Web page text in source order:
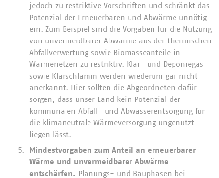
jedoch zu restriktive Vorschriften und schränkt das
Potenzial der Erneuerbaren und Abwärme unnötig
ein. Zum Beispiel sind die Vorgaben für die Nutzung
von unvermeidbarer Abwärme aus der thermischen
Abfallverwertung sowie Biomasseanteile in
Wärmenetzen zu restriktiv. Klär- und Deponiegas
sowie Klärschlamm werden wiederum gar nicht
anerkannt. Hier sollten die Abgeordneten dafür
sorgen, dass unser Land kein Potenzial der
kommunalen Abfall- und Abwasserentsorgung für
die klimaneutrale Wärmeversorgung ungenutzt
liegen lässt.
Mindestvorgaben zum Anteil an erneuerbarer
Wärme und unvermeidbarer Abwärme
entschärfen. Planungs- und Bauphasen bei